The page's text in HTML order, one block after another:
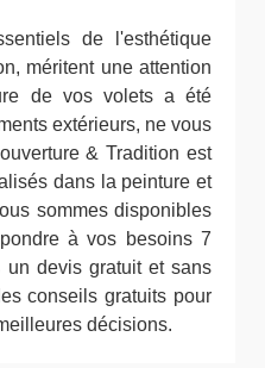
de l'esthétique
méritent une attention
de vos volets a été
extérieurs, ne vous
& Tradition est
dans la peinture et
sommes disponibles
à vos besoins 7
un devis gratuit et sans
conseils gratuits pour
décisions.